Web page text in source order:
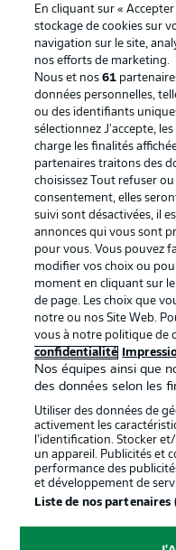
La publicité
Mentions Légales
Déclaration de
confidentialité
Travaux
Impression
© 2026
Choisissez
En cliquant sur «
stockage de cookies sur
navigation sur le site,
nos efforts de marketing.
Nous et nos61
données personnelles,
ou des identifiants
sélectionnez J'accepte,
charge les finalités
partenaires traitons des
choisissez Tout refuser
consentement, elles
suivi sont désactivées, il
annonces qui vous sont
pour vous. Vous pouvez
modifier vos choix ou
moment en cliquant sur
de page. Les choix que
notre ou nos Site Web.
vous à notre politique de
confidentialité
Nos équipes ainsi que
des données selon les
Utiliser des données de
activement les
l’identification. Stocker
un appareil. Publicités et
performance des
et développement de
Liste de nos partenaires